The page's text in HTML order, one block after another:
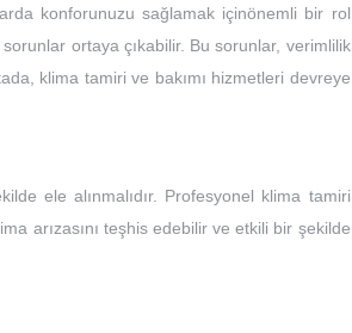
konforunuzu sağlamak içinönemli bir rol
ortaya çıkabilir. Bu sorunlar, verimlilik
klima tamiri ve bakımı hizmetleri devreye
ele alınmalıdır. Profesyonel klima tamiri
arızasını teşhis edebilir ve etkili bir şekilde